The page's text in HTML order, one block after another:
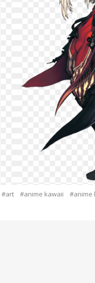
#art #anime kawaii #anime